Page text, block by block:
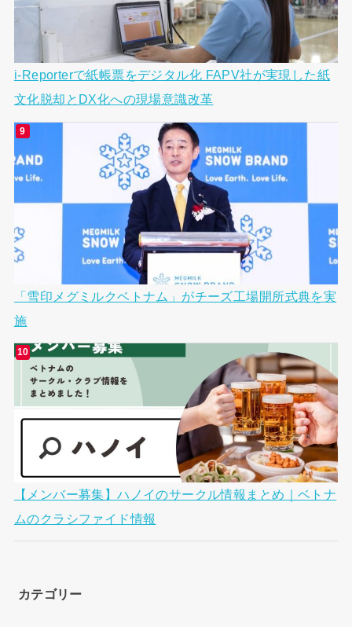
i-Reporterで紙帳票をデジタル化 FAPV社が実現した紙
文化脱却とDX化への現場意識改革
「雪印メグミルクベトナム」がチーズ工場開所式典を実
施
【メンバー募集】ハノイのサークル情報まとめ｜ベトナ
ムのクラシファイド情報
カテゴリー